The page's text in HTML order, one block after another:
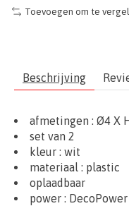
Toevoegen om te
Beschrijving
afmetingen : Ø4 X
set van 2
kleur : wit
materiaal : plastic
oplaadbaar
power :